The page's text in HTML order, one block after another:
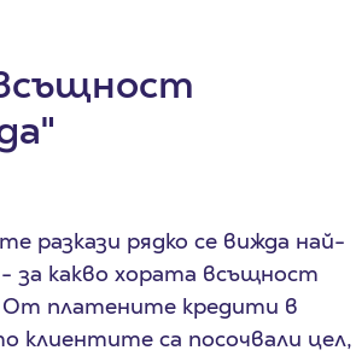
разкази рядко се вижда най-
за какво хората всъщност
платените кредити в
клиентите са посочвали цел,